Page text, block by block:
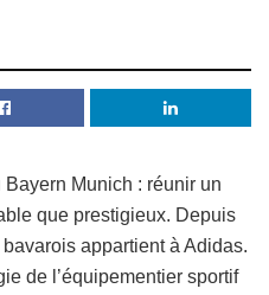
Munich : réunir un
que prestigieux. Depuis
appartient à Adidas.
de l’équipementier sportif